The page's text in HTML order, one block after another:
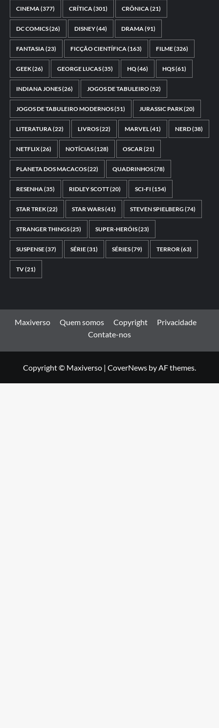
CINEMA(377) CRÍTICA(301) CRÔNICA(21)
DC COMICS(26) DISNEY(44) DRAMA(91)
FANTASIA(23) FICÇÃO CIENTÍFICA(163) FILME(326)
GEEK(26) GEORGE LUCAS(35) HQ(46) HQS(61)
INDIANA JONES(26) JOGOS DE TABULEIRO(52)
JOGOS DE TABULEIRO MODERNOS(51) JURASSIC PARK(20)
LITERATURA(22) LIVROS(22) MARVEL(41) NERD(38)
NETFLIX(26) NOTÍCIAS(128) OSCAR(21)
PLANETA DOS MACACOS(22) QUADRINHOS(78)
RESENHA(35) RIDLEY SCOTT(20) SCI-FI (154)
STAR TREK(22) STAR WARS(41) STEVEN SPIELBERG (74)
STRANGER THINGS(25) SUPER-HERÓIS(23)
SUSPENSE(37) SÉRIE(31) SÉRIES(79) TERROR(63)
TV(21)
Maxiverso Quem somos Copyright
Privacidade
Contate-nos
Copyright © Maxiverso | CoverNews by AF themes.